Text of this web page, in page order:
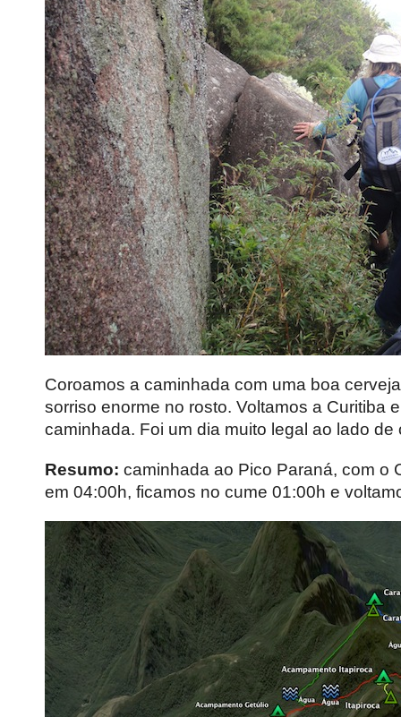
Coroamos a caminhada com uma boa
sorriso enorme no rosto. Voltamos a Curitiba
caminhada. Foi um dia muito legal ao lado de
Resumo: caminhada ao Pico Paraná, com o
em 04:00h, ficamos no cume 01:00h e